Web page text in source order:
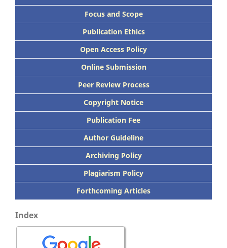
Focus and Scope
Publication Ethics
Open Access Policy
Online Submission
Peer Review Process
Copyright Notice
Publication Fee
Author Guideline
Archiving Policy
Plagiarism Policy
Forthcoming Articles
Index